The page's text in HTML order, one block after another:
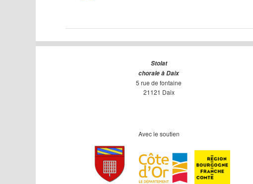
Stolat
chorale à Daix
5 rue de fontaine
21121 Daix
Avec le soutien